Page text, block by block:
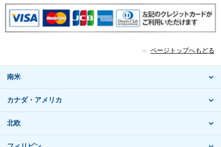
ページトップへもどる
南米
カナダ・アメリカ
北欧